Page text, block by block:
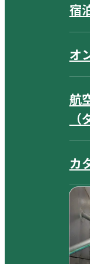
宿
オ
航
カ
サ